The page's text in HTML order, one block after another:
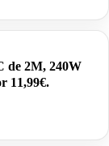
de 2M, 240W
11,99€.